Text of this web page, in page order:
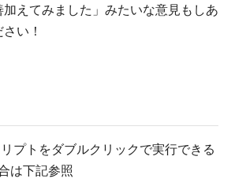
えてみました」みたいな意見もしあ
い！
プトをダブルクリックで実行できる
は下記参照